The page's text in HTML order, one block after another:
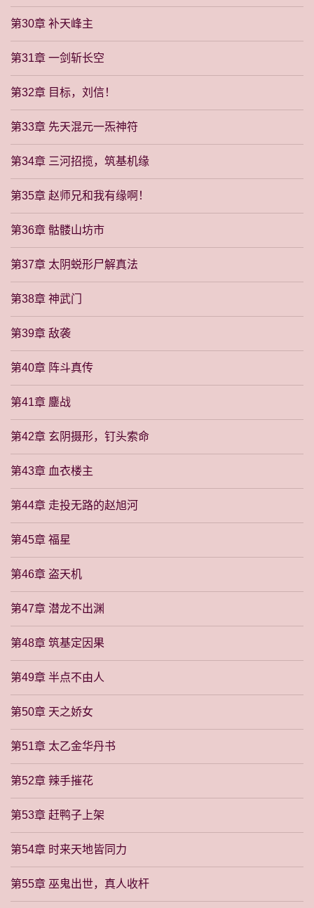
第30章 补天峰主
第31章 一剑斩长空
第32章 目标，刘信！
第33章 先天混元一炁神符
第34章 三河招揽，筑基机缘
第35章 赵师兄和我有缘啊！
第36章 骷髅山坊市
第37章 太阴蜕形尸解真法
第38章 神武门
第39章 敌袭
第40章 阵斗真传
第41章 鏖战
第42章 玄阴摄形，钉头索命
第43章 血衣楼主
第44章 走投无路的赵旭河
第45章 福星
第46章 盗天机
第47章 潜龙不出渊
第48章 筑基定因果
第49章 半点不由人
第50章 天之娇女
第51章 太乙金华丹书
第52章 辣手摧花
第53章 赶鸭子上架
第54章 时来天地皆同力
第55章 巫鬼出世，真人收杆